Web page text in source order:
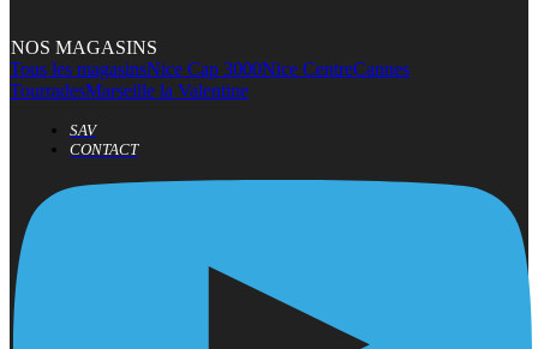
NOS MAGASINS
Tous les magasinsNice Cap 3000Nice CentreCannes
TourradesMarseille la Valentine
SAV
CONTACT